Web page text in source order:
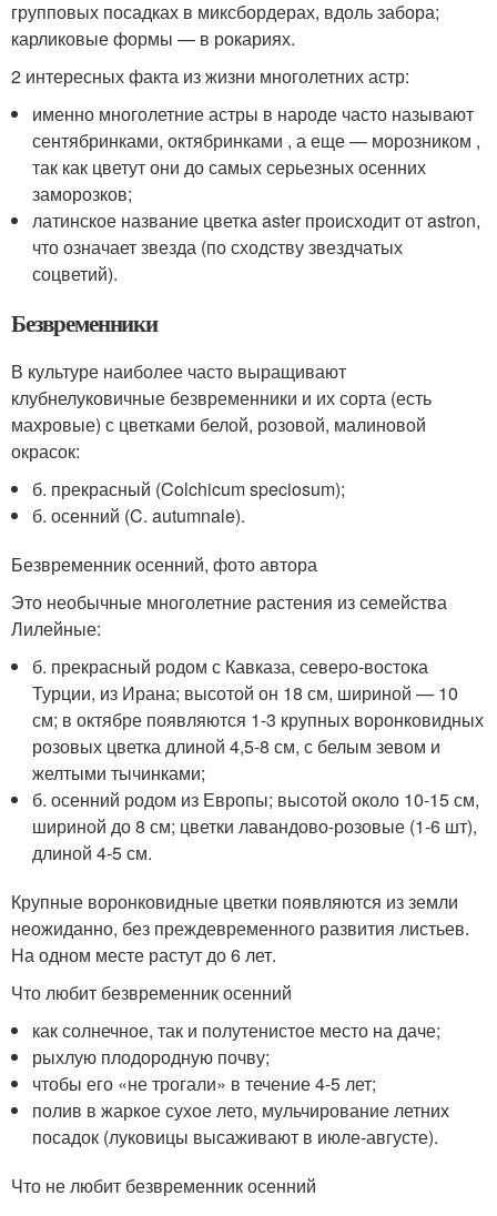
групповых посадках в миксбордерах, вдоль забора;
карликовые формы — в рокариях.
2 интересных факта из жизни многолетних астр:
именно многолетние астры в народе часто называют
сентябринками, октябринками , а еще — морозником ,
так как цветут они до самых серьезных осенних
заморозков;
латинское название цветка aster происходит от astron,
что означает звезда (по сходству звездчатых
соцветий).
Безвременники
В культуре наиболее часто выращивают
клубнелуковичные безвременники и их сорта (есть
махровые) с цветками белой, розовой, малиновой
окрасок:
б. прекрасный (Colchicum speciosum);
б. осенний (C. autumnale).
Безвременник осенний, фото автора
Это необычные многолетние растения из семейства
Лилейные:
б. прекрасный родом с Кавказа, северо-востока
Турции, из Ирана; высотой он 18 см, шириной — 10
см; в октябре появляются 1-3 крупных воронковидных
розовых цветка длиной 4,5-8 см, с белым зевом и
желтыми тычинками;
б. осенний родом из Европы; высотой около 10-15 см,
шириной до 8 см; цветки лавандово-розовые (1-6 шт),
длиной 4-5 см.
Крупные воронковидные цветки появляются из земли
неожиданно, без преждевременного развития листьев.
На одном месте растут до 6 лет.
Что любит безвременник осенний
как солнечное, так и полутенистое место на даче;
рыхлую плодородную почву;
чтобы его «не трогали» в течение 4-5 лет;
полив в жаркое сухое лето, мульчирование летних
посадок (луковицы высаживают в июле-августе).
Что не любит безвременник осенний